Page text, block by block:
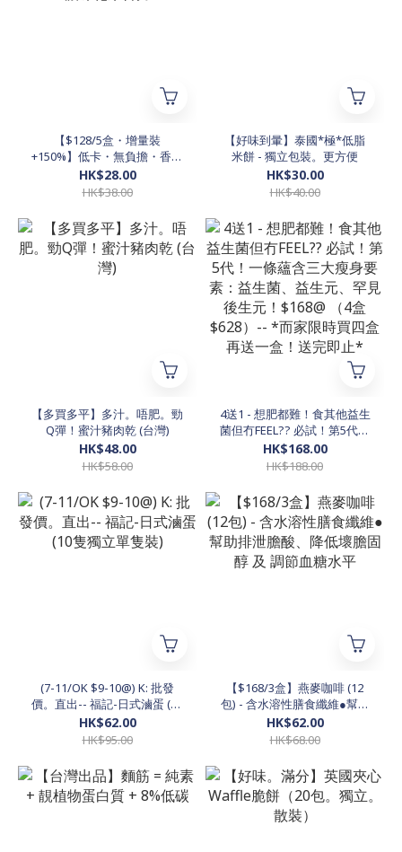
【$128/5盒・增量裝
+150%】低卡・無負擔・香濃
凍乾朱古力
HK$28.00
HK$38.00
【好味到暈】泰國*極*低脂
米餅 - 獨立包裝。更方便
HK$30.00
HK$40.00
【多買多平】多汁。唔肥。勁
Q彈！蜜汁豬肉乾 (台灣)
HK$48.00
HK$58.00
4送1 - 想肥都難！食其他益生
菌但冇FEEL?? 必試！第5代！
一條蘊含三大瘦身要素：益生
菌、益生元、罕見後生元！
限時買四盒再送一盒！送完即
止*
HK$168.00
HK$188.00
(7-11/OK $9-10@) K: 批發
價。直出-- 福記-日式滷蛋 (10
隻獨立單隻裝)
HK$62.00
HK$95.00
【$168/3盒】燕麥咖啡 (12
包) - 含水溶性膳食纖維●幫助
排泄膽酸、降低壞膽固醇 及
調節血糖水平
HK$62.00
HK$68.00